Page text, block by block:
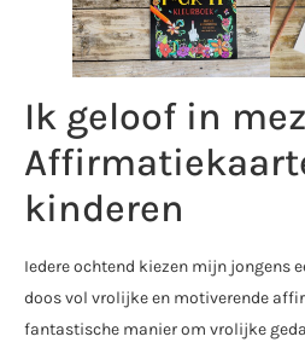
Ik geloof in
kinderen
Iedere ochtend kiezen mijn jongens
doos vol vrolijke en motiverende
fantastische manier om vrolijke